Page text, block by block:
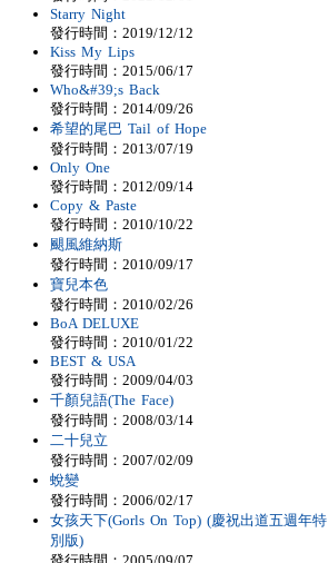
Starry Night
發行時間：2019/12/12
Kiss My Lips
發行時間：2015/06/17
Who&#39;s Back
發行時間：2014/09/26
希望的尾巴 Tail of Hope
發行時間：2013/07/19
Only One
發行時間：2012/09/14
Copy & Paste
發行時間：2010/10/22
颶風維納斯
發行時間：2010/09/17
寶兒本色
發行時間：2010/02/26
BoA DELUXE
發行時間：2010/01/22
BEST & USA
發行時間：2009/04/03
千顏兒語(The Face)
發行時間：2008/03/14
二十兒立
發行時間：2007/02/09
蛻變
發行時間：2006/02/17
女孩天下(Gorls On Top) (慶祝出道五週年特
別版)